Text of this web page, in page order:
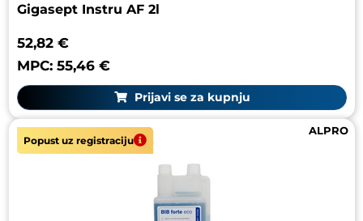
Gigasept Instru AF 2l
52,82 €
MPC: 55,46 €
Prijavi se za kupnju
Popust uz registraciju
ALPRO